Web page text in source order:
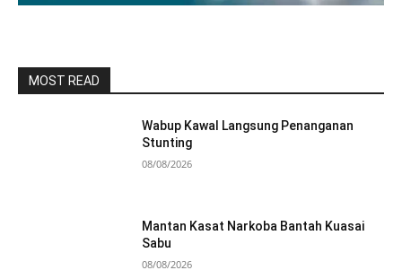
MOST READ
Wabup Kawal Langsung Penanganan
Stunting
08/08/2026
Mantan Kasat Narkoba Bantah Kuasai
Sabu
08/08/2026